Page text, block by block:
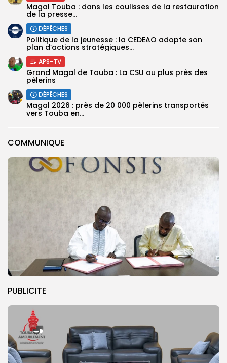
COMMUNIQUE
PUBLICITE
Magal Touba : dans les coulisses de la restauration
de la presse...
DÉPÊCHES
Politique de la jeunesse : la CEDEAO adopte son
plan d’actions stratégiques...
APS-TV
Grand Magal de Touba : La CSU au plus près des
pèlerins
DÉPÊCHES
Magal 2026 : près de 20 000 pèlerins transportés
vers Touba en...